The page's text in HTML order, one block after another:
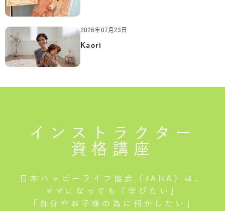
2026年07月23日
Kaori
インストラクター
資格講座
日本ハッピーライフ協会（JAHA）は、
ママになっても「学びたい」
「自分やお子様の為に何かしたい」